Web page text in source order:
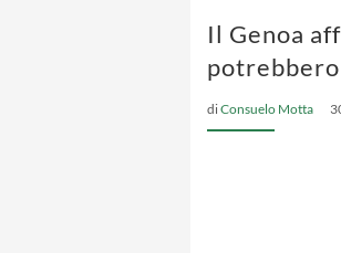
Il Genoa
diConsuelo Motta